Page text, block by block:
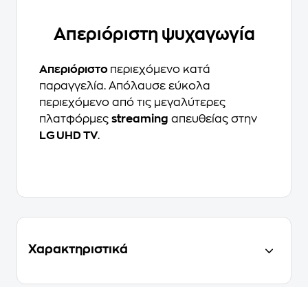
Απεριόριστη ψυχαγωγία
Απεριόριστο περιεχόμενο κατά
παραγγελία. Απόλαυσε εύκολα
περιεχόμενο από τις μεγαλύτερες
πλατφόρμες streaming απευθείας στην
LG UHD TV.
Χαρακτηριστικά